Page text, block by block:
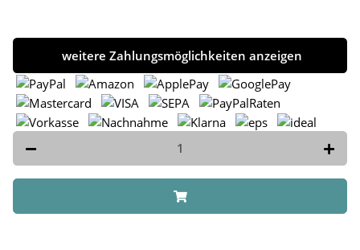
weitere Zahlungsmöglichkeiten anzeigen